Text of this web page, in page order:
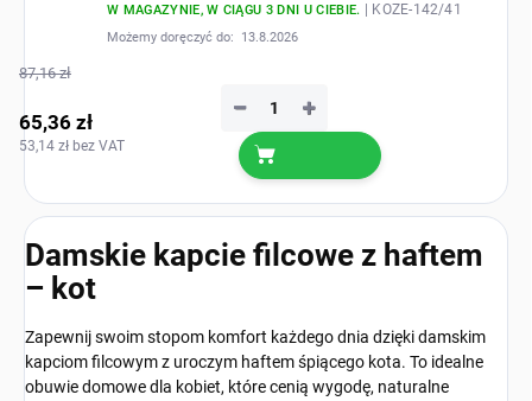
W MAGAZYNIE, W CIĄGU 3 DNI U CIEBIE. | KOZE-142/41
Możemy doręczyć do: 13.8.2026
87,16 zł
65,36 zł
53,14 zł bez VAT
+
−
Damskie kapcie filcowe z haftem
– kot
Zapewnij swoim stopom komfort każdego dnia dzięki damskim
kapciom filcowym z uroczym haftem śpiącego kota. To idealne
obuwie domowe dla kobiet, które cenią wygodę, naturalne